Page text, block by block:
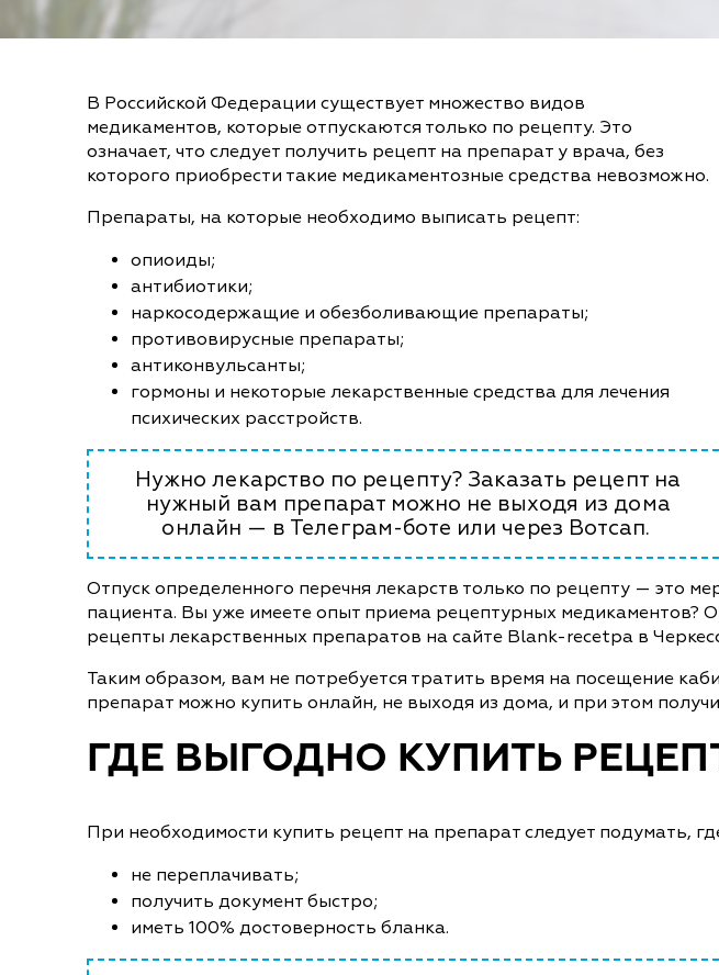
В Российской Федерации существует множество видов
медикаментов, которые отпускаются только по рецепту. Это
означает, что следует получить рецепт на препарат у врача, без
которого приобрести такие медикаментозные средства невозможно.
Препараты, на которые необходимо выписать рецепт:
опиоиды;
антибиотики;
наркосодержащие и обезболивающие препараты;
противовирусные препараты;
антиконвульсанты;
гормоны и некоторые лекарственные средства для лечения
психических расстройств.
Нужно лекарство по рецепту? Заказать рецепт на
нужный вам препарат можно не выходя из дома
онлайн — в Телеграм-боте или через Вотсап.
Отпуск определенного перечня лекарств только по рецепту — это
пациента. Вы уже имеете опыт приема рецептурных медикаментов?
рецепты лекарственных препаратов на сайте Blank-recetpa в
Таким образом, вам не потребуется тратить время на посещение
препарат можно купить онлайн, не выходя из дома, и при этом
ГДЕ ВЫГОДНО КУПИТЬ
При необходимости купить рецепт на препарат следует подумать,
не переплачивать;
получить документ быстро;
иметь 100% достоверность бланка.